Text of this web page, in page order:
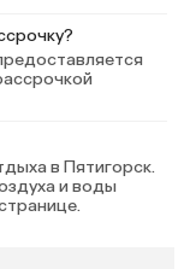
в Пятигорск.
и воды